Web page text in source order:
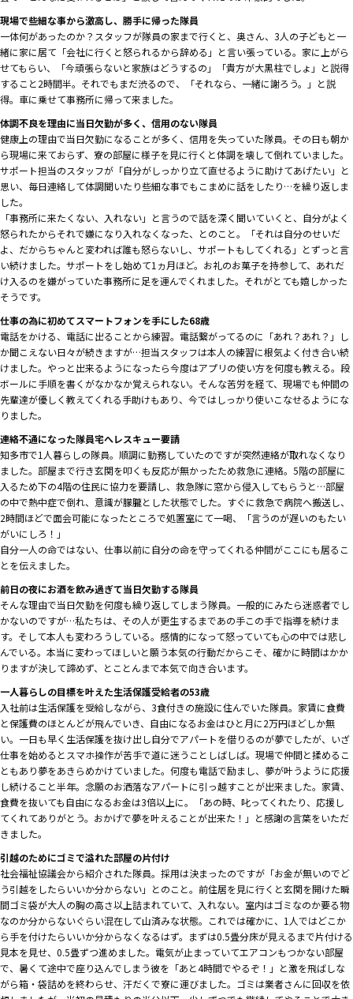
現場で些細な事から激高し、勝手に帰った隊員
一体何があったのか？スタッフが隊員の家まで行くと、奥さん、3人の子どもと一
緒に家に居て「会社に行くと怒られるから辞める」と言い張っている。家に上がら
せてもらい、「今頑張らないと家族はどうするの」「貴方が大黒柱でしょ」と説得
すること2時間半。それでもまだ渋るので、「それなら、一緒に謝ろう。」と説
得。車に乗せて事務所に帰って来ました。
体調不良を理由に当日欠勤が多く、信用のない隊員
健康上の理由で当日欠勤になることが多く、信用を失っていた隊員。その日も朝か
ら現場に来ておらず、寮の部屋に様子を見に行くと体調を壊して倒れていました。
サポート担当のスタッフが「自分がしっかり立て直せるように助けてあげたい」と
思い、毎日連絡して体調聞いたり些細な事でもこまめに話をしたり…を繰り返しま
した。
「事務所に来たくない、入れない」と言うので話を深く聞いていくと、自分がよく
怒られたからそれで嫌になり入れなくなった、とのこと。「それは自分のせいだ
よ、だからちゃんと変われば誰も怒らないし、サポートもしてくれる」とずっと言
い続けました。サポートをし始めて1ヵ月ほど。お礼のお菓子を持参して、あれだ
け入るのを嫌がっていた事務所に足を運んでくれました。それがとても嬉しかった
そうです。
仕事の為に初めてスマートフォンを手にした68歳
電話をかける、電話に出ることから練習。電話繋がってるのに「あれ？あれ？」し
か聞こえない日々が続きますが…担当スタッフは本人の練習に根気よく付き合い続
けました。やっと出来るようになったら今度はアプリの使い方を何度も教える。段
ボールに手順を書くがなかなか覚えられない。そんな苦労を経て、現場でも仲間の
先輩達が優しく教えてくれる手助けもあり、今ではしっかり使いこなせるようにな
りました。
連絡不通になった隊員宅へレスキュー要請
知多市で1人暮らしの隊員。順調に勤務していたのですが突然連絡が取れなくなり
ました。部屋まで行き玄関を叩くも反応が無かったため救急に連絡。5階の部屋に
入るため下の4階の住民に協力を要請し、救急隊に窓から侵入してもらうと…部屋
の中で熱中症で倒れ、意識が朦朧とした状態でした。すぐに救急で病院へ搬送し、
2時間ほどで面会可能になったところで処置室にて一喝、「言うのが遅いのもたい
がいにしろ！」
自分一人の命ではない、仕事以前に自分の命を守ってくれる仲間がここにも居るこ
とを伝えました。
前日の夜にお酒を飲み過ぎて当日欠勤する隊員
そんな理由で当日欠勤を何度も繰り返してしまう隊員。一般的にみたら迷惑者でし
かないのですが…私たちは、その人が更生するまであの手この手で指導を続けま
す。そして本人も変わろうしている。感情的になって怒っていても心の中では悲し
んでいる。本当に変わってほしいと願う本気の行動だからこそ、確かに時間はかか
りますが決して諦めず、とことんまで本気で向き合います。
一人暮らしの目標を叶えた生活保護受給者の53歳
入社前は生活保護を受給しながら、3食付きの施設に住んでいた隊員。家賃に食費
と保護費のほとんどが飛んでいき、自由になるお金はひと月に2万円ほどしか無
い。一日も早く生活保護を抜け出し自分でアパートを借りるのが夢でしたが、いざ
仕事を始めるとスマホ操作が苦手で道に迷うことしばしば。現場で仲間と揉めるこ
ともあり夢をあきらめかけていました。何度も電話で励まし、夢が叶うように応援
し続けること半年。念願のお洒落なアパートに引っ越すことが出来ました。家賃、
食費を抜いても自由になるお金は3倍以上に。「あの時、叱ってくれたり、応援し
てくれてありがとう。おかげで夢を叶えることが出来た！」と感謝の言葉をいただ
きました。
引越のためにゴミで溢れた部屋の片付け
社会福祉協議会から紹介された隊員。採用は決まったのですが「お金が無いのでど
う引越をしたらいいか分からない」とのこと。前住居を見に行くと玄関を開けた瞬
間ゴミ袋が大人の胸の高さ以上詰まれていて、入れない。室内はゴミなのか要る物
なのか分からないぐらい混在して山済みな状態。これでは確かに、1人ではどこか
ら手を付けたらいいか分からなくなるはず。まずは0.5畳分床が見えるまで片付ける
見本を見せ、0.5畳ずつ進めました。電気が止まっていてエアコンもつかない部屋
で、暑くて途中で座り込んでしまう彼を「あと4時間でやるぞ！」と激を飛ばしな
がら箱・袋詰めを終わらせ、汗だくで寮に運びました。ゴミは業者さんに回収を依